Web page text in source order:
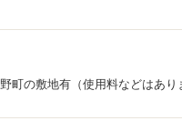
町の敷地有（使用料などはあり